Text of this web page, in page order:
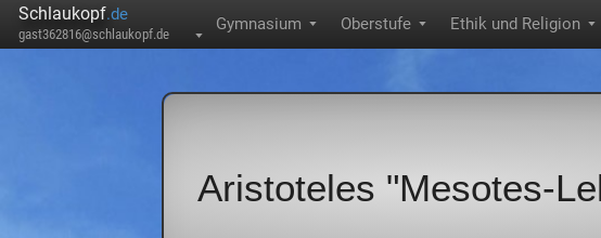
Schlaukopf.de
gast362816@schlaukopf.de ▼
Gymnasium ▼ Oberstufe ▼ Ethik und Religion ▼
Aristoteles "Mesotes-